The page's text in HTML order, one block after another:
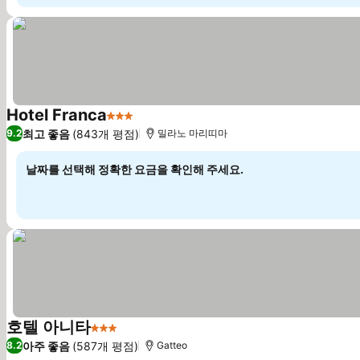
Hotel Franca3 성급 요금 보기
9.2최고 좋음 (843개 평점) 밀라노 마리띠마
날짜를 선택해 정확한 요금을 확인해 주세요.
호텔 아니타3 성급 요금 보기
8.2아주 좋음 (587개 평점) Gatteo